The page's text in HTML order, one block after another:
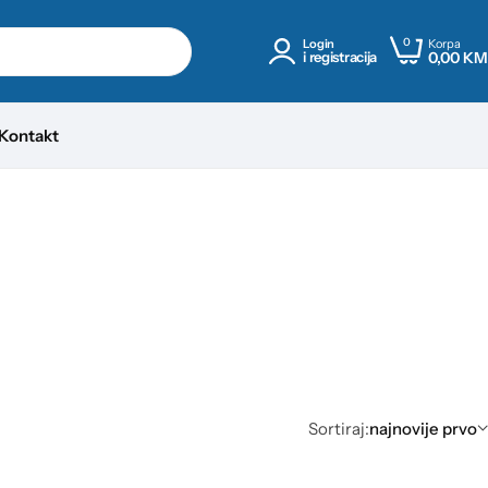
Login
i registracija
0 Korpa
0,00KM
Kontakt
Sortiraj:najnovije prvo